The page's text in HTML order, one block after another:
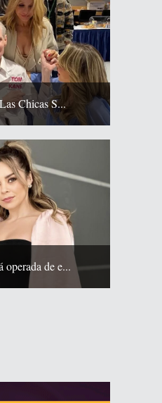
Chicas S...
operada de e...